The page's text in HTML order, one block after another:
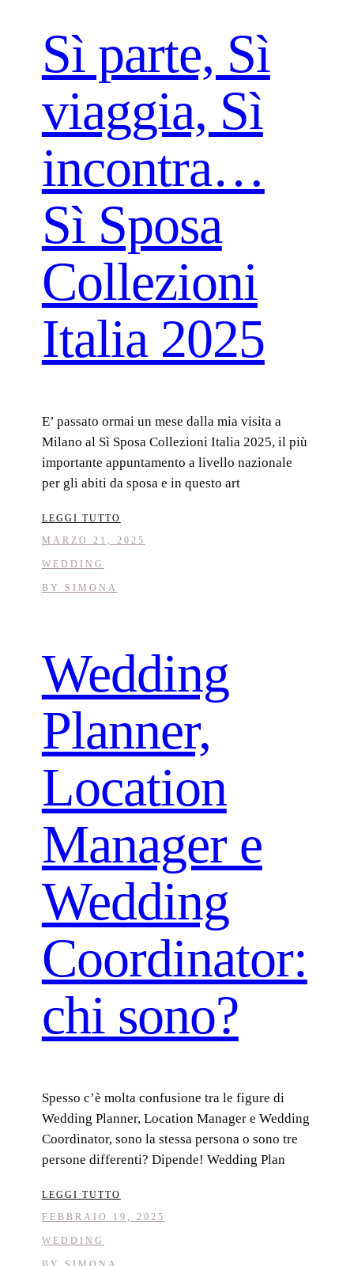
Sì parte, Sì
viaggia, Sì
incontra…
Sì Sposa
Collezioni
Italia 2025
E’ passato ormai un mese dalla mia visita a
Milano al Sì Sposa Collezioni Italia 2025, il più
importante appuntamento a livello nazionale
per gli abiti da sposa e in questo art
LEGGI TUTTO
MARZO 21, 2025
WEDDING
BY SIMONA
Wedding
Planner,
Location
Manager e
Wedding
Coordinator:
chi sono?
Spesso c’è molta confusione tra le figure di
Wedding Planner, Location Manager e Wedding
Coordinator, sono la stessa persona o sono tre
persone differenti? Dipende! Wedding Plan
LEGGI TUTTO
FEBBRAIO 19, 2025
WEDDING